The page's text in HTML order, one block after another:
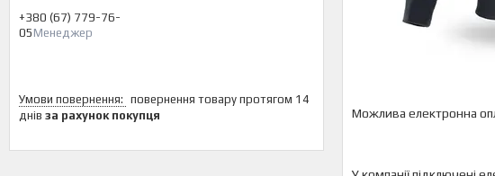
+380 (67) 779-76-
05 Менеджер
повернення товару протягом 14
днів за рахунок покупця